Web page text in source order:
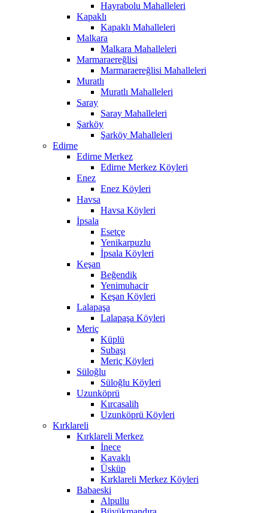
Hayrabolu Mahalleleri
Kapaklı
Kapaklı Mahalleleri
Malkara
Malkara Mahalleleri
Marmaraereğlisi
Marmaraereğlisi Mahalleleri
Muratlı
Muratlı Mahalleleri
Saray
Saray Mahalleleri
Şarköy
Şarköy Mahalleleri
Edirne
Edirne Merkez
Edirne Merkez Köyleri
Enez
Enez Köyleri
Havsa
Havsa Köyleri
İpsala
Esetçe
Yenikarpuzlu
İpsala Köyleri
Keşan
Beğendik
Yenimuhacir
Keşan Köyleri
Lalapaşa
Lalapaşa Köyleri
Meriç
Küplü
Subaşı
Meriç Köyleri
Süloğlu
Süloğlu Köyleri
Uzunköprü
Kırcasalih
Uzunköprü Köyleri
Kırklareli
Kırklareli Merkez
İnece
Kavaklı
Üsküp
Kırklareli Merkez Köyleri
Babaeski
Alpullu